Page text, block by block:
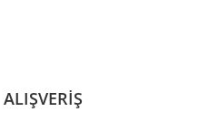
ALIŞVERİŞ